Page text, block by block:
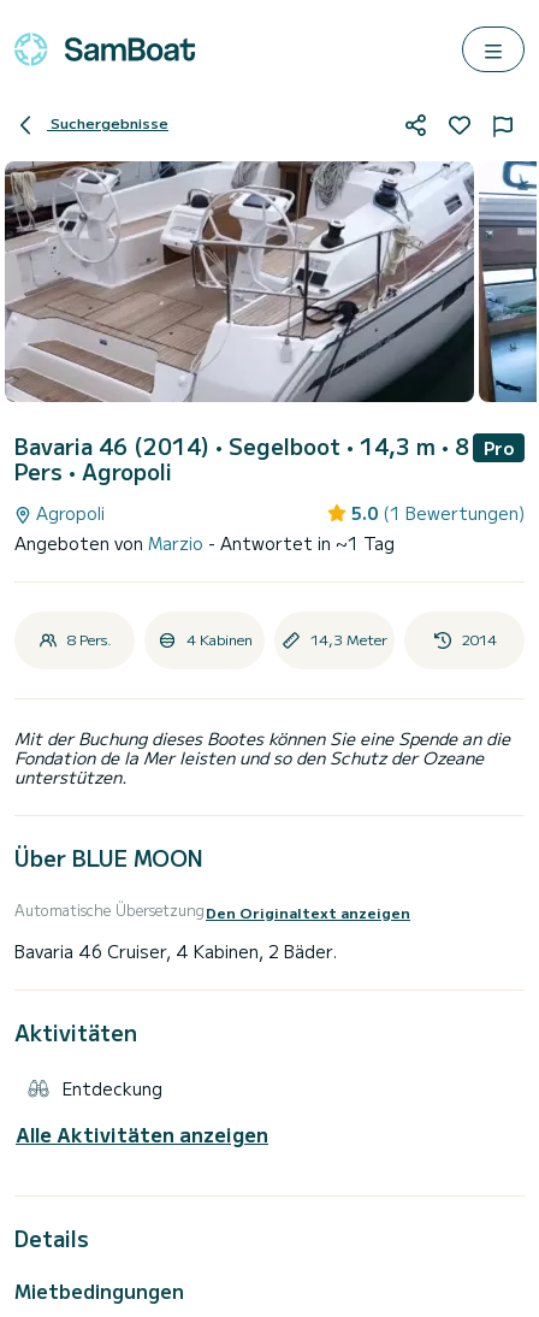
Suchergebnisse
Bavaria 46 (2014) • Segelboot • 14,3 m • 8
Pers • Agropoli
Pro
Agropoli 5.0 (1 Bewertungen)
Angeboten von Marzio - Antwortet in ~1 Tag
8 Pers. 4 Kabinen 14,3 Meter 2014
Mit der Buchung dieses Bootes können Sie eine Spende an die
Fondation de la Mer leisten und so den Schutz der Ozeane
unterstützen.
Über BLUE MOON
Automatische ÜbersetzungDen Originaltext anzeigen
Aktivitäten
Entdeckung
Alle Aktivitäten anzeigen
Details
Mietbedingungen